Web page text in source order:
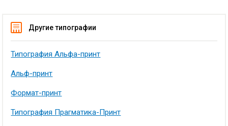
Другие типографии
Типография Альфа-принт
Альф-принт
Формат-принт
Типография Прагматика-Принт